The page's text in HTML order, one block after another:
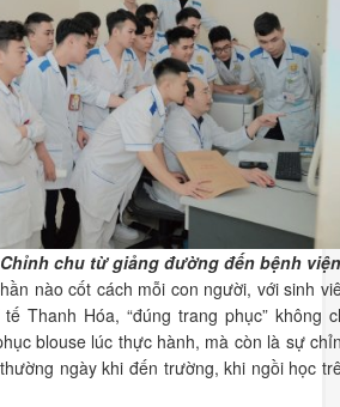
chu từ giảng đường đến bệnh viện
nào cốt cách mỗi con người, với sinh
Thanh Hóa, “đúng trang phục” không
blouse lúc thực hành, mà còn là sự
ngày khi đến trường, khi ngồi học